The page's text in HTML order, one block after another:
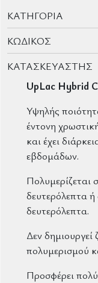
ΚΑΤΗΓΟΡΊΑ
ΚΩΔΙΚΌΣ
ΚΑΤΑΣΚΕΥΑΣΤΉΣ
UpLac Hybrid
Υψηλής
έντονη
και έχει
εβδομάδων.
Πολυμερίζεται
δευτερόλεπτα
δευτερόλεπτα.
Δεν δημιουργεί
πολυμερισμού
Προσφέρει